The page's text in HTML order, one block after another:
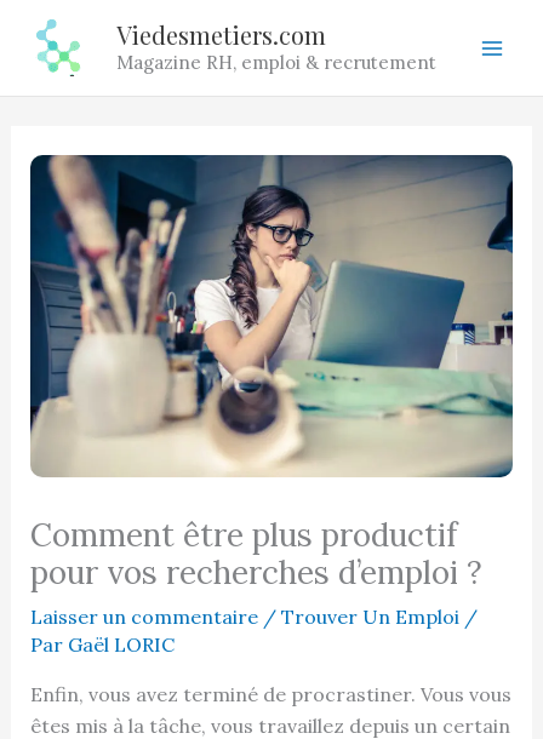
contenu
Viedesmetiers.com
Magazine RH, emploi & recrutement
Comment être plus productif
pour vos recherches d’emploi ?
Laisser un commentaire / Trouver Un Emploi /
Par Gaël LORIC
Enfin, vous avez terminé de procrastiner. Vous vous
êtes mis à la tâche, vous travaillez depuis un certain